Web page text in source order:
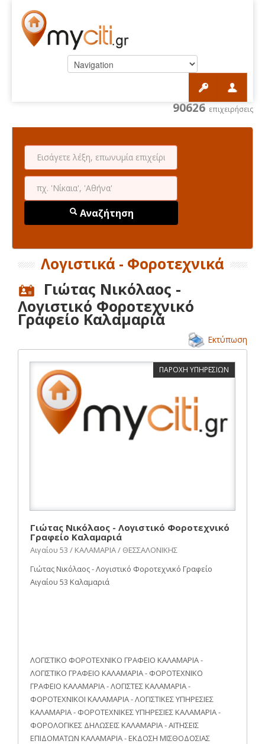
90626 επιχειρήσεις
Αναζήτηση
Λογιστικά - Φοροτεχνικά
Γιώτας Νικόλαος -
Λογιστικό Φοροτεχνικό
Γραφείο Καλαμαριά
Εκτύπωση
ΠΑΡΟΧΗ ΥΠΗΡΕΣΙΩΝ
Γιώτας Νικόλαος - Λογιστικό Φοροτεχνικό
Γραφείο Καλαμαριά
Αιγαίου 53 / ΚΑΛΑΜΑΡΙΑ / ΘΕΣΣΑΛΟΝΙΚΗΣ
Γιώτας Νικόλαος - Λογιστικό Φοροτεχνικό Γραφείο
Αιγαίου 53 Καλαμαριά
ΛΟΓΙΣΤΙΚΟ ΦΟΡΟΤΕΧΝΙΚΟ ΓΡΑΦΕΙΟ ΚΑΛΑΜΑΡΙΑ -
ΛΟΓΙΣΤΙΚΟ ΓΡΑΦΕΙΟ ΚΑΛΑΜΑΡΙΑ - ΦΟΡΟΤΕΧΝΙΚΟ
ΓΡΑΦΕΙΟ ΚΑΛΑΜΑΡΙΑ - ΛΟΓΙΣΤΕΣ ΚΑΛΑΜΑΡΙΑ -
ΦΟΡΟΤΕΧΝΙΚΟΙ ΚΑΛΑΜΑΡΙΑ - ΛΟΓΙΣΤΙΚΕΣ ΥΠΗΡΕΣΙΕΣ
ΚΑΛΑΜΑΡΙΑ - ΦΟΡΟΤΕΧΝΙΚΕΣ ΥΠΗΡΕΣΙΕΣ ΚΑΛΑΜΑΡΙΑ -
ΦΟΡΟΛΟΓΙΚΕΣ ΔΗΛΩΣΕΙΣ ΚΑΛΑΜΑΡΙΑ - ΑΙΤΗΣΕΙΣ
ΕΠΙΔΟΜΑΤΩΝ ΚΑΛΑΜΑΡΙΑ - ΕΚΔΟΣΗ ΜΙΣΘΟΔΟΣΙΑΣ